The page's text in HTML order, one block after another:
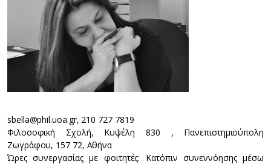
sbella@phil.uoa.gr, 210 727 7819
Φιλοσοφική Σχολή, Κυψέλη 830 , Πανεπιστημιούπολη
Ζωγράφου, 157 72, Αθήνα
Ώρες συνεργασίας με φοιτητές: Κατόπιν συνεννόησης μέσω